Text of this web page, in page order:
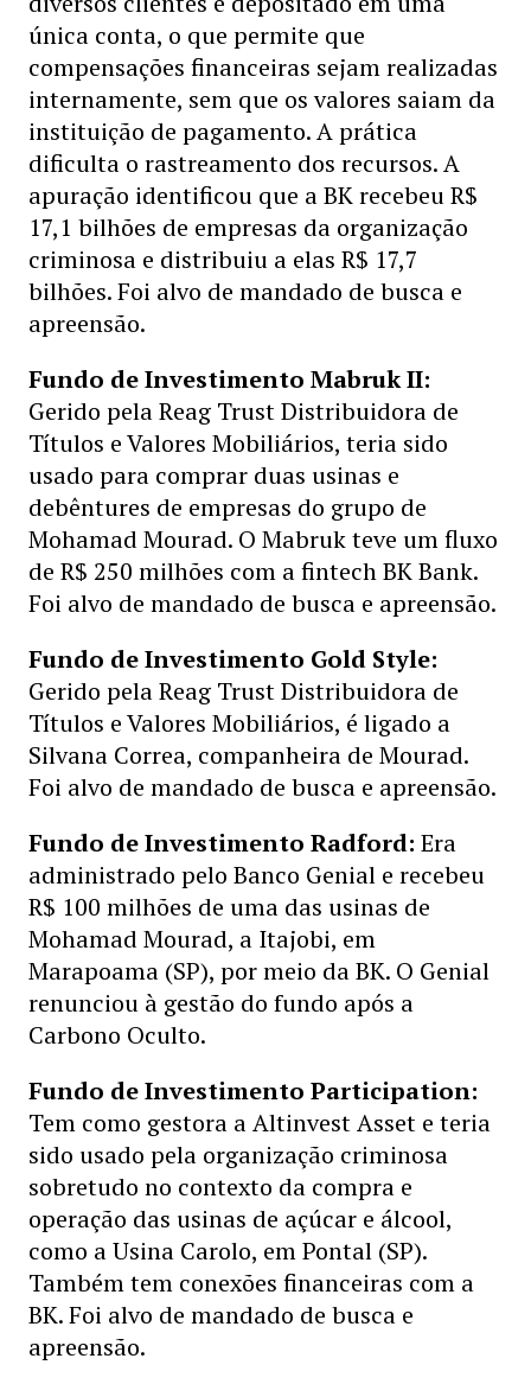
única conta, o que permite que
compensações financeiras sejam realizadas
internamente, sem que os valores saiam da
instituição de pagamento. A prática
dificulta o rastreamento dos recursos. A
apuração identificou que a BK recebeu R$
17,1 bilhões de empresas da organização
criminosa e distribuiu a elas R$ 17,7
bilhões. Foi alvo de mandado de busca e
apreensão.
Fundo de Investimento Mabruk II:
Gerido pela Reag Trust Distribuidora de
Títulos e Valores Mobiliários, teria sido
usado para comprar duas usinas e
debêntures de empresas do grupo de
Mohamad Mourad. O Mabruk teve um fluxo
de R$ 250 milhões com a fintech BK Bank.
Foi alvo de mandado de busca e apreensão.
Fundo de Investimento Gold Style:
Gerido pela Reag Trust Distribuidora de
Títulos e Valores Mobiliários, é ligado a
Silvana Correa, companheira de Mourad.
Foi alvo de mandado de busca e apreensão.
Fundo de Investimento Radford: Era
administrado pelo Banco Genial e recebeu
R$ 100 milhões de uma das usinas de
Mohamad Mourad, a Itajobi, em
Marapoama (SP), por meio da BK. O Genial
renunciou à gestão do fundo após a
Carbono Oculto.
Fundo de Investimento Participation:
Tem como gestora a Altinvest Asset e teria
sido usado pela organização criminosa
sobretudo no contexto da compra e
operação das usinas de açúcar e álcool,
como a Usina Carolo, em Pontal (SP).
Também tem conexões financeiras com a
BK. Foi alvo de mandado de busca e
apreensão.